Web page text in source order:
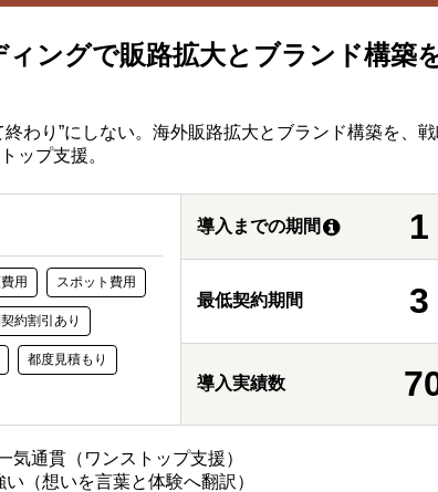
ングで販路拡大とブランド構築
わり”にしない。海外販路拡大とブランド構築を、
ップ支援。
用 スポット費用
約割引あり
都度見積もり
導入までの期間 1
最低契約期間 3
導入実績数
気通貫（ワンストップ支援）
（想いを言葉と体験へ翻訳）